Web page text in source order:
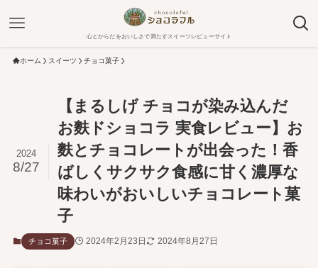
心とからだをおいしさで満たすスイーツレビューサイト
ホーム スイーツ チョコ菓子
【まるしげ チョコが染み込んだ
お麩ドショコラ 実食レビュー】お
麩とチョコレートが出会った！香
ばしくサクサク食感に甘く濃厚な
味わいがおいしいチョコレート菓
子
2024
8/27
チョコ菓子 2024年2月23日 2024年8月27日